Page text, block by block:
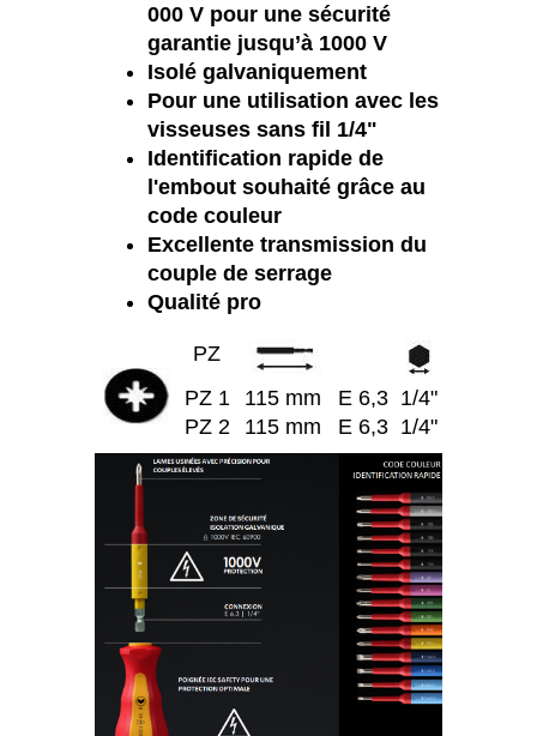
000 V pour une sécurité
garantie jusqu’à 1000 V
Isolé galvaniquement
Pour une utilisation avec les
visseuses sans fil 1/4"
Identification rapide de
l'embout souhaité grâce au
code couleur
Excellente transmission du
couple de serrage
Qualité pro
PZ
PZ 1
115 mm E 6,3 1/4"
PZ 2
115 mm E 6,3 1/4"